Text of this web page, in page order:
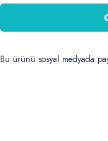
Bu ürünü sosyal medyada